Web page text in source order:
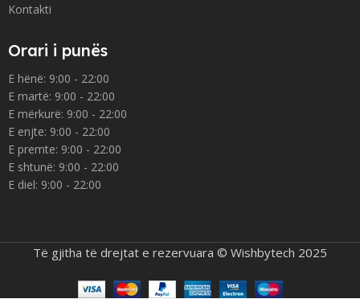
Kontakti
Orari i punës
E hënë: 9:00 - 22:00
E martë: 9:00 - 22:00
E mërkurë: 9:00 - 22:00
E enjte: 9:00 - 22:00
E premte: 9:00 - 22:00
E shtunë: 9:00 - 22:00
E diel: 9:00 - 22:00
Të gjitha të drejtat e rezervuara © Wishbytech 2025